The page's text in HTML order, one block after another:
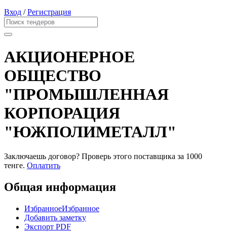
Вход /Регистрация
АКЦИОНЕРНОЕ
ОБЩЕСТВО
"ПРОМЫШЛЕННАЯ
КОРПОРАЦИЯ
"ЮЖПОЛИМЕТАЛЛ"
Заключаешь договор? Проверь этого поставщика за 1000
тенге. Оплатить
Общая информация
ИзбранноеИзбранное
Добавить заметку
Экспорт PDF